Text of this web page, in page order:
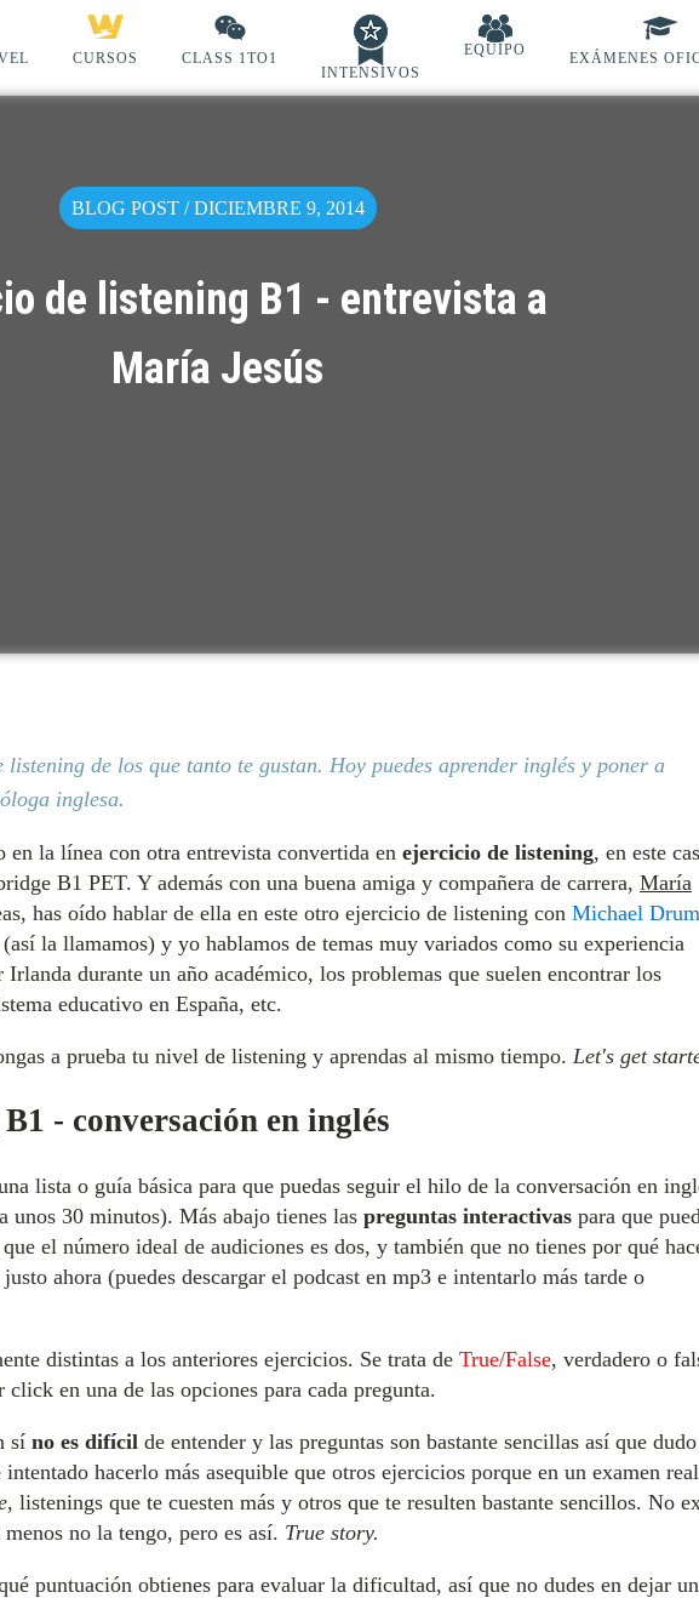
CURSOS
CLASS 1TO1
INTENSIVOS
EQUIPO EXÁMENES
BLOG POST / DICIEMBRE 9, 2014
de listening B1 - entrevista a
María Jesús
de los que tanto te gustan. Hoy puedes aprender inglés y poner a
inglesa.
en la línea con otra entrevista convertida en ejercicio de listening, en este
B1 PET. Y además con una buena amiga y compañera de carrera, María
has oído hablar de ella en este otro ejercicio de listening con Michael
la llamamos) y yo hablamos de temas muy variados como su experiencia
durante un año académico, los problemas que suelen encontrar los
educativo en España, etc.
a prueba tu nivel de listening y aprendas al mismo tiempo. Let's get
- conversación en inglés
lista o guía básica para que puedas seguir el hilo de la conversación en
unos 30 minutos). Más abajo tienes las preguntas interactivaspara que
el número ideal de audiciones es dos, y también que no tienes por qué
ahora (puedes descargar el podcast en mp3 e intentarlo más tarde o
distintas a los anteriores ejercicios. Se trata de True/False, verdadero o
en una de las opciones para cada pregunta.
sí no es difícil de entender y las preguntas son bastante sencillas así que
hacerlo más asequible que otros ejercicios porque en un examen
, listenings que te cuesten más y otros que te resulten bastante sencillos. No
no la tengo, pero es así. True story.
puntuación obtienes para evaluar la dificultad, así que no dudes en dejar un